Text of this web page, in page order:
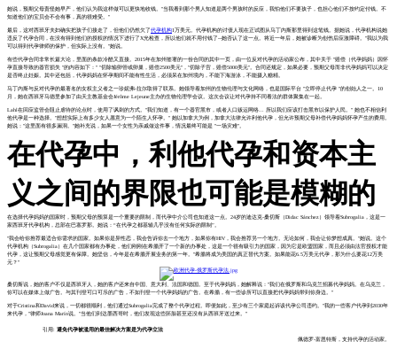
她说，预期父母责怪她早产，他们认为我这样做可以更快地收钱。"当我看到那个男人知道是两个男孩时的反应，我怕他们不要孩子，也担心他们不按约定付钱。不
知道他们的宝贝会不会有事，真的很难受。"
最后，这对西班牙夫妇确实把孩子们接走了，但他们仍然欠了代孕机构1万美元。代孕机构的讨债人现在正试图从马丁内斯那里得到这笔钱。据她说，代孕机构说她
违反了代孕合同，在没有得到他们的授权的情况下进行了X光检查，所以他们就不用付钱了--她否认了这一点。将近一年后，她被诊断为创伤后应激障碍。"我以为我
可以得到代孕律师的保护，但实际上没有。"她说。
有些代孕合同非常长篇大论，里面的条款冷酷又直接。2015年在加州签署的一份合同的其中一页，由一位反对代孕的活动家公布，其中关于 "赔偿（代孕妈妈）因怀
孕直接导致的器官损失 "的内容如下：" "切除输卵管或卵巢，赔偿2500美元"，"切除子宫，赔偿5000美元"。合同还规定，如果必要，预期父母而非代孕妈妈可以决定
是否终止妊娠。其中还包括，代孕妈妈在怀孕期间不能有性生活，必须呆在加州境内，不能下海游泳，不能摄入糖精。
马丁内斯与反对代孕的最著名的女权主义者之一珍妮弗-拉尔取得了联系。她领导着加州的生物伦理与文化网络，也是国际平台 "立即停止代孕 "的创始人之一。10
月，她在西班牙马德里参加了由天主教基金会Jérôme Lejeune主办的生物伦理学会议。这次会议让对代孕持不同看法的群体聚集在一起。
Lahl在回应监管会阻止虐待的论点时，使用了讽刺的方式。"我们知道，有一个器官黑市，或者人口贩运网络... 所以我们应该打击黑市以保护人民。" 她也不相信利
他代孕是一种选择。"想想实际上有多少女人愿意为一个陌生人怀孕。" 她以加拿大为例，加拿大法律允许利他代孕，但允许预期父母补偿代孕妈妈怀孕产生的费用。
她说："这里面有很多漏洞。"她补充说，如果一个女性为亲戚做这件事，情况最终可能是 "一场灾难"。
在代孕中，利他代孕和资本主
义之间的界限也可能是模糊的
在选择代孕妈妈的国家时，预期父母的预算是一个重要的限制，而代孕中介公司也知道这一点。24岁的迪达克-桑切斯（Didac Sánchez）领导着Subrogalia，这是一
家西班牙代孕机构，总部在巴塞罗那。她说：“在代孕之都基辅几乎没有任何实际的限制”。
"我会给你推荐最适合你需求的国家。如果你是异性恋，我会告诉你去一个地方，如果你有HIV，我会推荐另一个地方。无论如何，我会让你梦想成真。"她说。这个
代孕机构（Subrogalia）在几个国家都有办事处，他们刚刚在希腊开了一个新的办事处，这是一个很有吸引力的国家，因为它是欧盟国家，而且必须由法官授权才能
代孕，这让预期父母感觉更有保障。她坚信，今年是在希腊开展业务的第一年。"希腊将成为美国的真正替代方案。如果能花6.5万美元代孕，那为什么要花12万美
元？"
桑切斯说，她的客户不仅是西班牙人，她的客户还来自中国、意大利、法国和德国。至于代孕妈妈，她解释说："我们在俄罗斯和乌克兰招募代孕妈妈。在乌克兰，
你可以在媒体上做广告。与其刊登可口可乐的广告，不如刊登一个代孕妈妈的广告。在希腊，有一些诊所可以直接把代孕妈妈带到你身边。"
对于Cristina和David来说，一切都很顺利，他们通过Subrogalia完成了整个代孕过程。即便如此，至少有三个家庭起诉该代孕公司违约。"我的一些客户代孕到2030年
来代孕，"律师Joana Marín说。"当他们到达墨西哥时，他们发现这些胚胎甚至还没有从西班牙送过来。"
引用: 避免代孕被滥用的最佳解决方案是为代孕立法
佩德罗-富恩特斯，支持代孕的活动家。